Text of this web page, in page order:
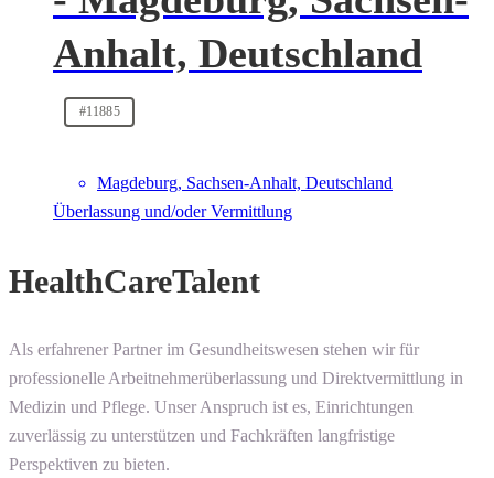
Anhalt, Deutschland
#11885
Magdeburg, Sachsen-Anhalt, Deutschland
Überlassung und/oder Vermittlung
HealthCareTalent
Als erfahrener Partner im Gesundheitswesen stehen wir für
professionelle Arbeitnehmerüberlassung und Direktvermittlung in
Medizin und Pflege. Unser Anspruch ist es, Einrichtungen
zuverlässig zu unterstützen und Fachkräften langfristige
Perspektiven zu bieten.